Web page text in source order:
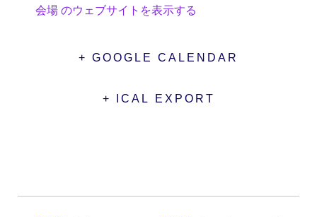
会場 のウェブサイトを表示する
+ GOOGLE CALENDAR
+ ICAL EXPORT